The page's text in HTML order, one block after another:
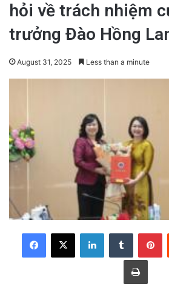
hỏi về trách nhiệm
trưởng Đào Hồng
August 31, 2025 Less than a minute
LinkedInTumblr
Print